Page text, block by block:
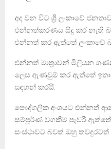
අද වන විට ශ්‍රී ලංකාවේ
එන්නත්කරණය සිදු කර නැති
එන්නත් කර ඇත්තේ ලංකාවේ
එන්නත් මාත්‍රාවන් මිලියන
ලෙස ඇණවුම් කර ඇත්තේ ඉතා
සඳහන් කරයි.
පෞද්ගලික අංශයට එන්නත්
සම්පූර්ණ වගකීම පැවරී
සංස්ථාවට බවත් ඔහු තවදුරටත්